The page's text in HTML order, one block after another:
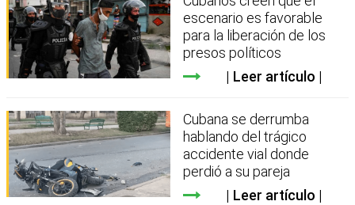
escenario es favorable
para la liberación de los
presos políticos
Leer artículo
Cubana se derrumba
hablando del trágico
accidente vial donde
perdió a su pareja
Leer artículo